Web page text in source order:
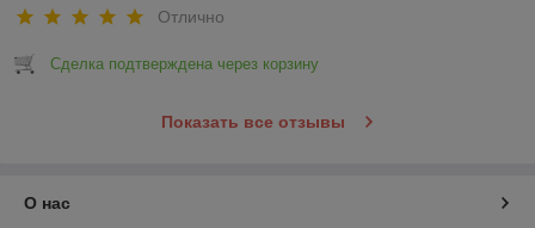
Отлично
Сделка подтверждена через корзину
Показать все отзывы
О нас